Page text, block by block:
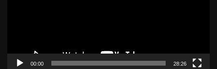
00:00 28:26